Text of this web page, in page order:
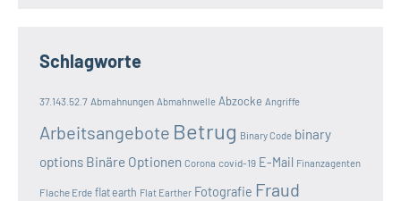
Schlagworte
37.143.52.7 Abmahnungen Abmahnwelle Abzocke Angriffe
Arbeitsangebote Betrug Binary Code binary
options Binäre Optionen Corona covid-19 E-Mail Finanzagenten
Flache Erde flat earth Flat Earther Fotografie Fraud